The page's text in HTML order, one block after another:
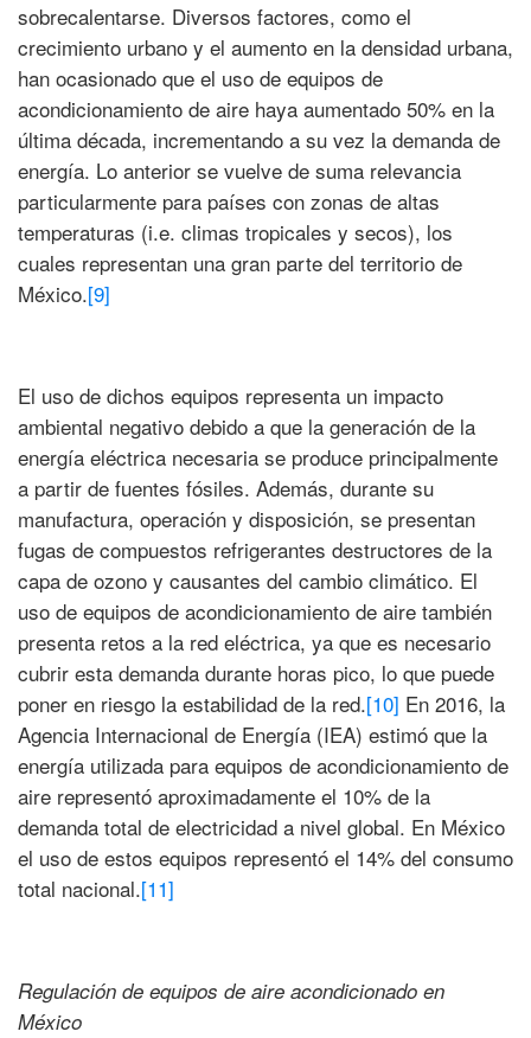
sobrecalentarse. Diversos factores, como el
crecimiento urbano y el aumento en la densidad urbana,
han ocasionado que el uso de equipos de
acondicionamiento de aire haya aumentado 50% en la
última década, incrementando a su vez la demanda de
energía. Lo anterior se vuelve de suma relevancia
particularmente para países con zonas de altas
temperaturas (i.e. climas tropicales y secos), los
cuales representan una gran parte del territorio de
México.[9]
El uso de dichos equipos representa un impacto
ambiental negativo debido a que la generación de la
energía eléctrica necesaria se produce principalmente
a partir de fuentes fósiles. Además, durante su
manufactura, operación y disposición, se presentan
fugas de compuestos refrigerantes destructores de la
capa de ozono y causantes del cambio climático. El
uso de equipos de acondicionamiento de aire también
presenta retos a la red eléctrica, ya que es necesario
cubrir esta demanda durante horas pico, lo que puede
poner en riesgo la estabilidad de la red.[10] En 2016, la
Agencia Internacional de Energía (IEA) estimó que la
energía utilizada para equipos de acondicionamiento de
aire representó aproximadamente el 10% de la
demanda total de electricidad a nivel global. En México
el uso de estos equipos representó el 14% del consumo
total nacional.[11]
Regulación de equipos de aire acondicionado en
México